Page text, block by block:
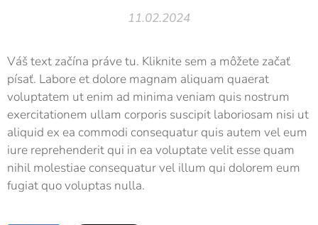
11.02.2024
Váš text začína práve tu. Kliknite sem a môžete začať
písať. Labore et dolore magnam aliquam quaerat
voluptatem ut enim ad minima veniam quis nostrum
exercitationem ullam corporis suscipit laboriosam nisi ut
aliquid ex ea commodi consequatur quis autem vel eum
iure reprehenderit qui in ea voluptate velit esse quam
nihil molestiae consequatur vel illum qui dolorem eum
fugiat quo voluptas nulla.